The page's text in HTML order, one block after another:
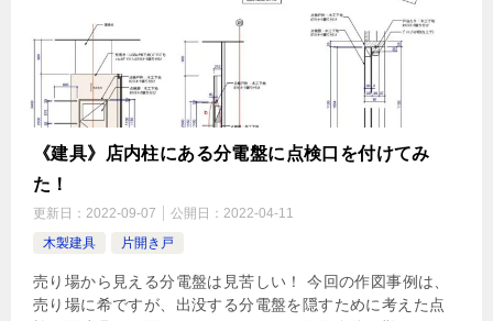
《建具》店内柱にある分電盤に点検口を付けてみ
た！
更新日： 2022-09-07 公開日： 2022-04-11
木製建具
片開き戸
売り場から見える分電盤は見苦しい！ 今回の作図事例は、
売り場に希ですが、出没する分電盤を隠すために考えた点